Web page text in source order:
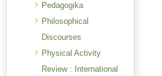
Pedagogika
Philosophical
Discourses
Physical Activity
Review : International